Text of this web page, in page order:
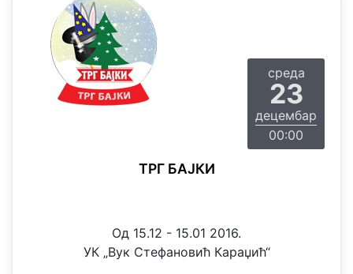
среда
23
децембар
00:00
ТРГ БАЈКИ
Oд 15.12 - 15.01 2016.
УК „Вук Стефановић Караџић“